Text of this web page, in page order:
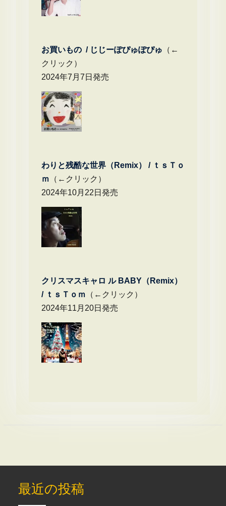
お買いもの / じじーぽぴゅぽぴゅ （←
クリック）
2024年7月7日発売
わりと残酷な世界（Remix） / ｔｓＴｏ
ｍ （←クリック）
2024年10月22日発売
クリスマスキャロ ル BABY（Remix）
/ ｔｓＴｏｍ （←クリック）
2024年11月20日発売
最近の投稿